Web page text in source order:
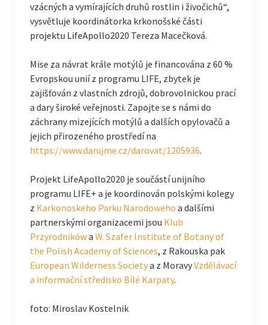
vzácných a vymírajících druhů rostlin i živočichů“,
vysvětluje koordinátorka krkonošské části
projektu LifeApollo2020 Tereza Macečková.
Mise za návrat krále motýlů je financována z 60 %
Evropskou unií z programu LIFE, zbytek je
zajišťován z vlastních zdrojů, dobrovolnickou prací
a dary široké veřejnosti. Zapojte se s námi do
záchrany mizejících motýlů a dalších opylovačů a
jejich přirozeného prostředí na
https://www.darujme.cz/darovat/1205936.
Projekt LifeApollo2020 je součástí unijního
programu LIFE+ a je koordinován polskými kolegy
z Karkonoskeho Parku Narodoweho a dalšími
partnerskými organizacemi jsou Klub
Przyrodnikówa W. Szafer Institute of Botany of
the Polish Academy of Sciences, z Rakouska pak
European Wilderness Societya z MoravyVzdělávací
a informační středisko Bílé Karpaty.
foto: Miroslav Kostelnik